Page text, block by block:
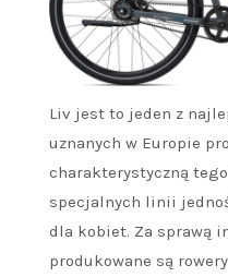
Liv jest to jeden z
uznanych w Europie
charakterystyczną
specjalnych linii
dla kobiet. Za sprawą
produkowane są